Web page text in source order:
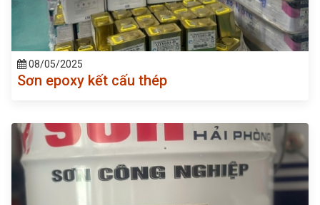
08/05/2025
Sơn epoxy kết cấu thép